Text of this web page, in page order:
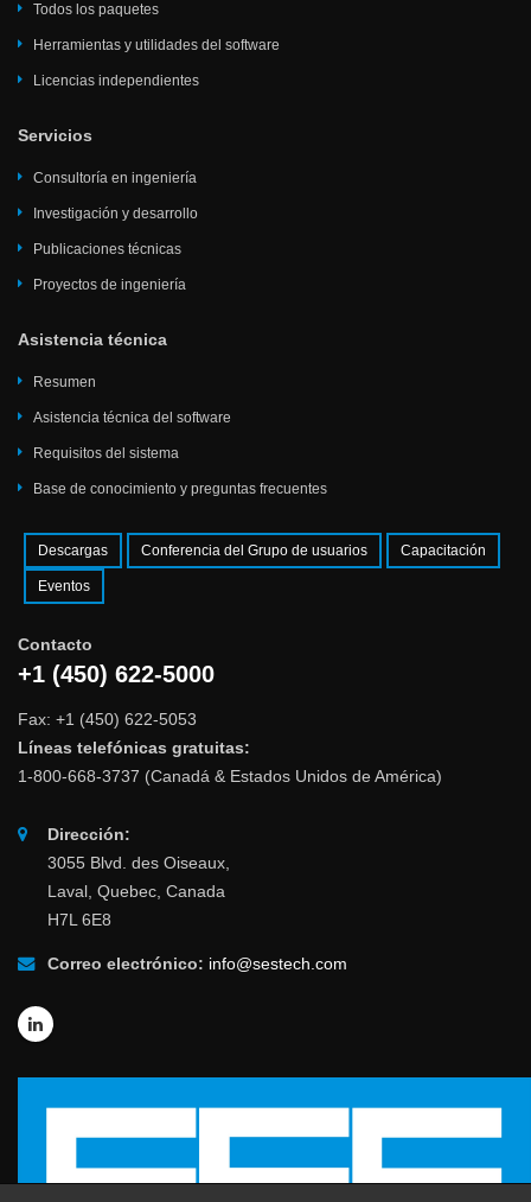
Todos los paquetes
Herramientas y utilidades del software
Licencias independientes
Servicios
Consultoría en ingeniería
Investigación y desarrollo
Publicaciones técnicas
Proyectos de ingeniería
Asistencia técnica
Resumen
Asistencia técnica del software
Requisitos del sistema
Base de conocimiento y preguntas frecuentes
Descargas Conferencia del Grupo de usuarios Capacitación
Eventos
Contacto
+1 (450) 622-5000
Fax: +1 (450) 622-5053
Líneas telefónicas gratuitas:
1-800-668-3737 (Canadá & Estados Unidos de América)
Dirección:
3055 Blvd. des Oiseaux,
Laval, Quebec, Canada
H7L 6E8
Correo electrónico: info@sestech.com